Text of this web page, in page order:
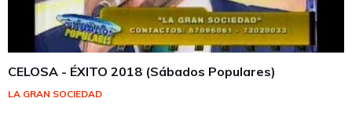
CELOSA - ÉXITO 2018 (Sábados Populares)
LA GRAN SOCIEDAD